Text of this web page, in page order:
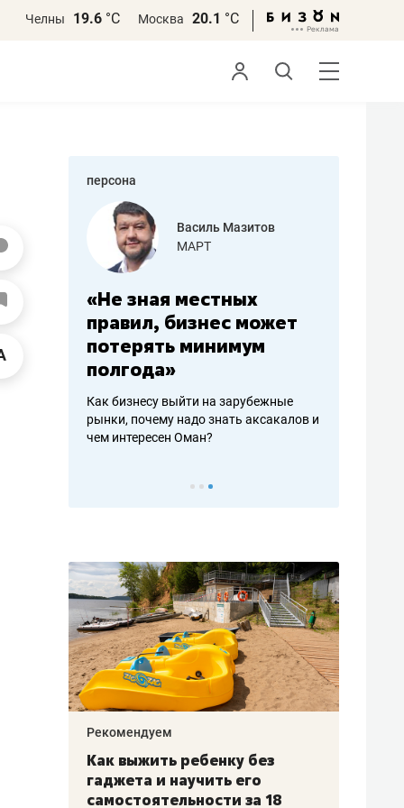
Челны 19.6 °С Москва 20.1 °С
персона
работа
Василь Мазитов
МАРТ
«Не зная местных
правил, бизнес может
потерять минимум
полгода»
Как бизнесу выйти на зарубежные
рынки, почему надо знать аксакалов и
чем интересен Оман?
–
Рекомендуем
Как выжить ребенку без
гаджета и научить его
самостоятельности за 18